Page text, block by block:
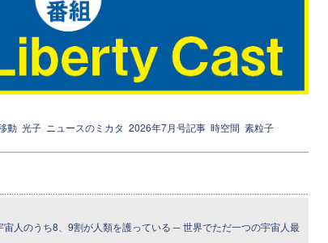
動 光子 ニュースのミカタ 2026年7月号記事 時空間 素粒子
人のうち8、9割が人類を護っている ─ 世界でただ一つの宇宙人最